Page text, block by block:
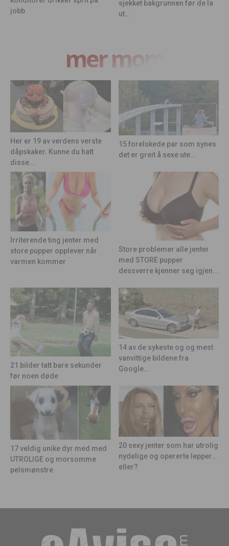
jobb
sjekket bakgrunnen før de la
ut...
mer moro
Her er 19 av verdens verste
dåpskaker. Kunne du hatt
disse...
15 forelskede par som synes
det er greit å sexe ute...
Irriterende ting jenter med
store pupper opplever når
varmen kommer
Store problemer alle jenter
med STORE pupper
dessverre kjenner seg igjen...
21 bilder tatt bare sekunder
før noen døde
14 av de sykeste og og mest
vanvittige bildene fra
Google...
17 veldig unike dyr med med
UTROLIGE og morsomme
pelsmønstre
20 sexy jenter som har utrolig
nydelige og opererte lepper…
eller?